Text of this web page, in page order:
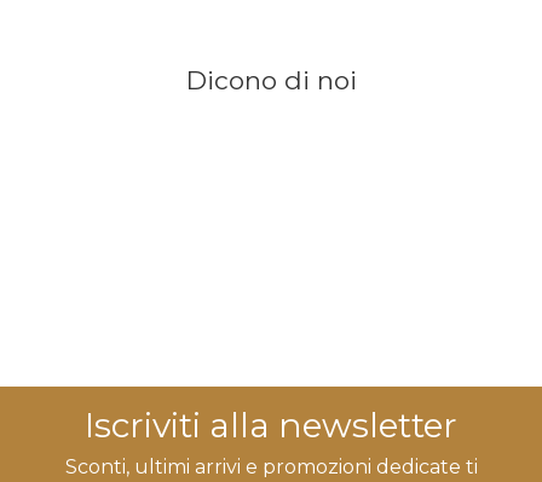
Dicono di noi
Iscriviti alla newsletter
Sconti, ultimi arrivi e promozioni dedicate ti